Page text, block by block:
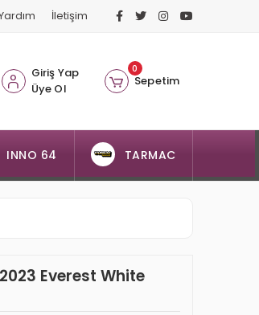
İletişim
Giriş Yap
Üye Ol
0
Sepetim
INNO 64 TARMAC
Everest White